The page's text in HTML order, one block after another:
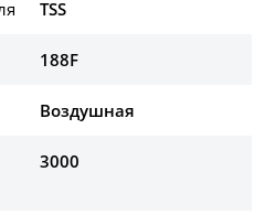
TSS
188F
Воздушная
3000